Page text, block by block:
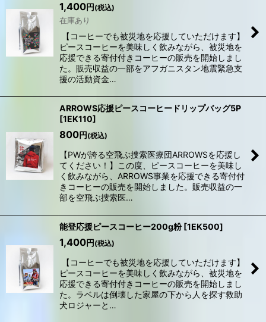
1,400円 (税込)
在庫あり
【コーヒーでも被災地を応援していただけます】
ピースコーヒーを美味しく飲みながら、被災地を
応援できる寄付付きコーヒーの販売を開始しまし
た。販売収益の一部をアフガニスタン地震緊急支
援の活動資金…
ARROWS応援ピースコーヒードリップバッグ5P
[1EK110]
800円 (税込)
【PWが誇る空飛ぶ捜索医療団ARROWSを応援し
てください！】この度、ピースコーヒーを美味し
く飲みながら、ARROWS事業を応援できる寄付付
きコーヒーの販売を開始しました。販売収益の一
部を空飛ぶ捜索医…
能登応援ピースコーヒー200g粉 [1EK500]
1,400円 (税込)
【コーヒーでも被災地を応援していただけます】
ピースコーヒーを美味しく飲みながら、被災地を
応援できる寄付付きコーヒーの販売を開始しまし
た。ラベルは倒壊した家屋の下から人を探す救助
犬ロジャーと…